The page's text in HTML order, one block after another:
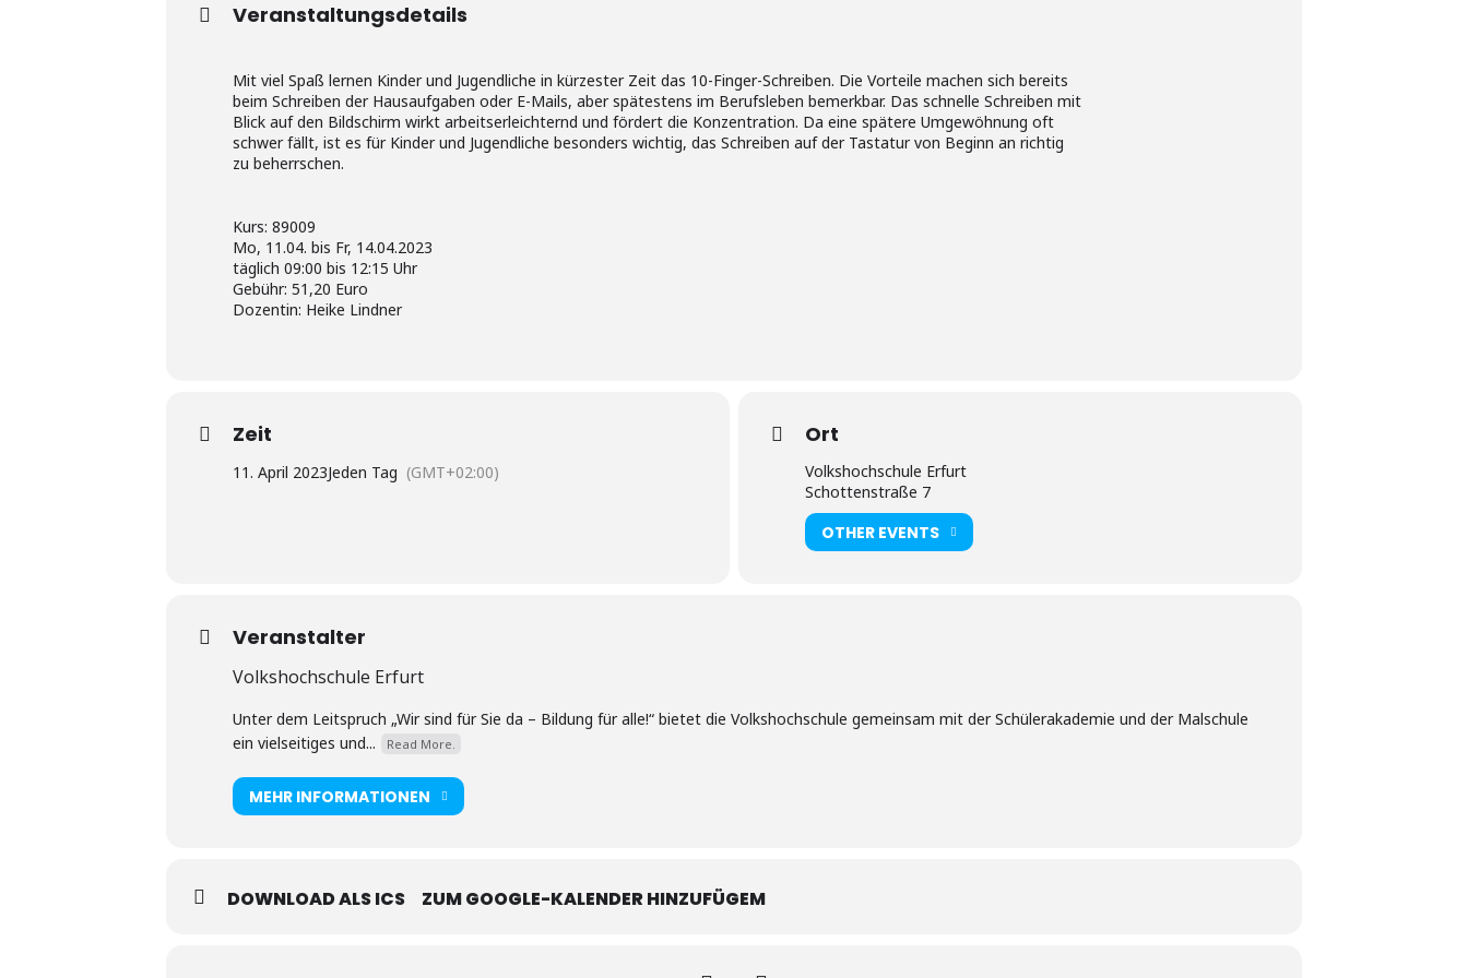
Veranstaltungsdetails
Mit viel Spaß lernen Kinder und Jugendliche in kürzester Zeit das 10-Finger-Schreiben. Die Vorteile machen sich bereits
beim Schreiben der Hausaufgaben oder E-Mails, aber spätestens im Berufsleben bemerkbar. Das schnelle Schreiben mit
Blick auf den Bildschirm wirkt arbeitserleichternd und fördert die Konzentration. Da eine spätere Umgewöhnung oft
schwer fällt, ist es für Kinder und Jugendliche besonders wichtig, das Schreiben auf der Tastatur von Beginn an richtig
zu beherrschen.
Kurs: 89009
Mo, 11.04. bis Fr, 14.04.2023
täglich 09:00 bis 12:15 Uhr
Gebühr: 51,20 Euro
Dozentin: Heike Lindner
Zeit
11. April 2023Jeden Tag (GMT+02:00)
Ort
Volkshochschule Erfurt
Schottenstraße 7
OTHER EVENTS
Veranstalter
Volkshochschule Erfurt
Unter dem Leitspruch „Wir sind für Sie da – Bildung für alle!“ bietet die Volkshochschule gemeinsam mit der Schülerakademie und der Malschule
ein vielseitiges und...
Read More.
MEHR INFORMATIONEN
DOWNLOAD ALS ICS ZUM GOOGLE-KALENDER HINZUFÜGEM